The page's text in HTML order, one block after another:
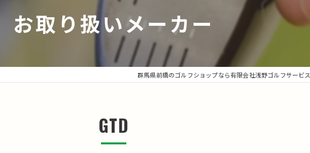
シャフト
修理
チューンナップ
お取り扱いメーカー
群馬県前橋のゴルフショップなら有限会社浅野ゴルフサービス
GTD